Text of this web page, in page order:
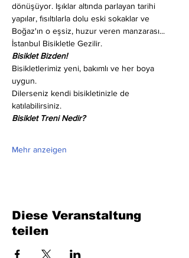
dönüşüyor. Işıklar altında parlayan tarihi
yapılar, fısıltılarla dolu eski sokaklar ve
Boğaz'ın o eşsiz, huzur veren manzarası...
İstanbul Bisikletle Gezilir.
Bisiklet Bizden!
Bisikletlerimiz yeni, bakımlı ve her boya
uygun.
Dilerseniz kendi bisikletinizle de
katılabilirsiniz.
Bisiklet Treni Nedir?
Mehr anzeigen
Diese Veranstaltung
teilen